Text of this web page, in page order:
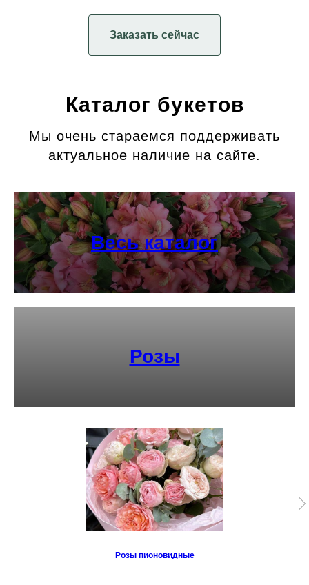
Заказать сейчас
Каталог букетов
Мы очень стараемся поддерживать
актуальное наличие на сайте.
Весь каталог
Розы
Розы пионовидные